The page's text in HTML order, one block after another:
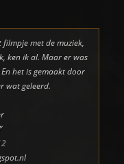
filmpje met de muziek,
ken ik al. Maar er was
het is gemaakt door
wat geleerd.